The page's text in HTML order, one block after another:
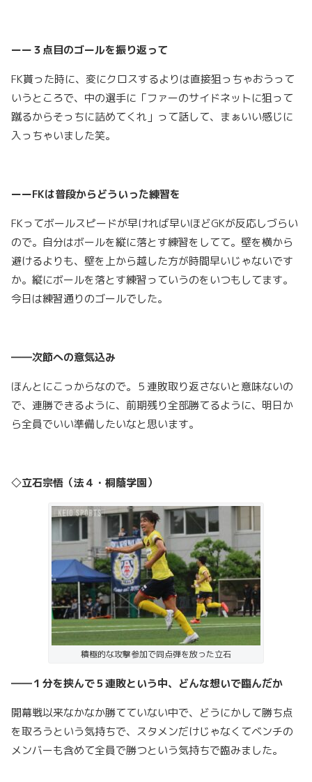
ーー３点目のゴールを振り返って
FK貰った時に、変にクロスするよりは直接狙っちゃおうって
いうところで、中の選手に「ファーのサイドネットに狙って
蹴るからそっちに詰めてくれ」って話して、まぁいい感じに
入っちゃいました笑。
ーーFKは普段からどういった練習を
FKってボールスピードが早ければ早いほどGKが反応しづらい
ので。自分はボールを縦に落とす練習をしてて。壁を横から
避けるよりも、壁を上から越した方が時間早いじゃないです
か。縦にボールを落とす練習っていうのをいつもしてます。
今日は練習通りのゴールでした。
――次節への意気込み
ほんとにこっからなので。５連敗取り返さないと意味ないの
で、連勝できるように、前期残り全部勝てるように、明日か
ら全員でいい準備したいなと思います。
◇立石宗悟（法４・桐蔭学園）
積極的な攻撃参加で同点弾を放った立石
――１分を挟んで５連敗という中、どんな想いで臨んだか
開幕戦以来なかなか勝てていない中で、どうにかして勝ち点
を取ろうという気持ちで、スタメンだけじゃなくてベンチの
メンバーも含めて全員で勝つという気持ちで臨みました。